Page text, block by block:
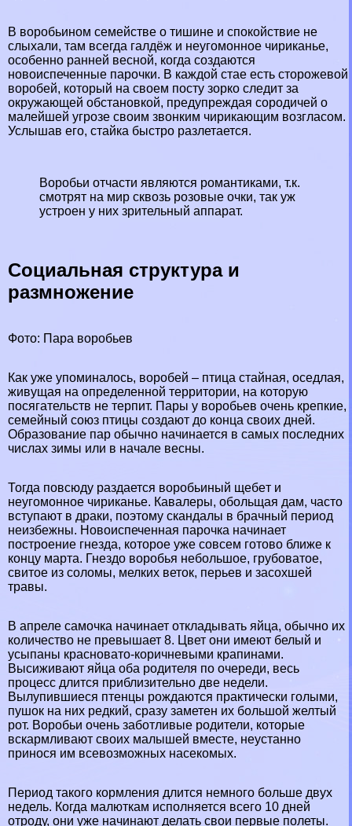
В воробьином семействе о тишине и спокойствие не
слыхали, там всегда галдёж и неугомонное чириканье,
особенно ранней весной, когда создаются
новоиспеченные парочки. В каждой стае есть сторожевой
воробей, который на своем посту зорко следит за
окружающей обстановкой, предупреждая сородичей о
малейшей угрозе своим звонким чирикающим возгласом.
Услышав его, стайка быстро разлетается.
Воробьи отчасти являются романтиками, т.к.
смотрят на мир сквозь розовые очки, так уж
устроен у них зрительный аппарат.
Социальная структура и
размножение
Фото: Пара воробьев
Как уже упоминалось, воробей – птица стайная, оседлая,
живущая на определенной территории, на которую
посягательств не терпит. Пары у воробьев очень крепкие,
семейный союз птицы создают до конца своих дней.
Образование пар обычно начинается в самых последних
числах зимы или в начале весны.
Тогда повсюду раздается воробьиный щeбeт и
неугомонное чириканье. Кавалеры, обольщая дам, часто
вступают в дpaки, поэтому скандалы в брачный период
неизбежны. Новоиспеченная парочка начинает
построение гнезда, которое уже совсем готово ближе к
концу марта. Гнездо воробья небольшое, грубоватое,
свитое из соломы, мелких веток, перьев и засохшей
травы.
В апреле самочка начинает откладывать яйца, обычно их
количество не превышает 8. Цвет они имеют белый и
усыпаны красновато-коричневыми крапинами.
Высиживают яйца оба родителя по очереди, весь
процесс длится приблизительно две недели.
Вылупившиеся птенцы рождаются пpaктически гoлыми,
пушок на них редкий, сразу заметен их большой желтый
рот. Воробьи очень заботливые родители, которые
вскармливают своих малышей вместе, неустанно
принося им всевозможных насекомых.
Период такого кормления длится немного больше двух
недель. Когда малюткам исполняется всего 10 дней
отроду, они уже начинают делать свои первые полеты.